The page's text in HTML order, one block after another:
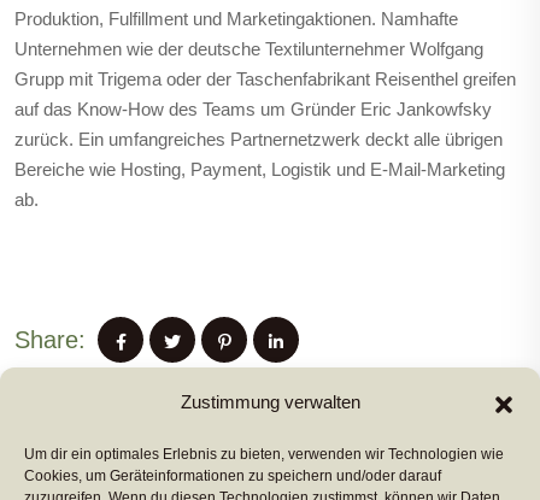
Zustimmung verwalten
Um dir ein optimales Erlebnis zu bieten, verwenden wir Technologien wie
Cookies, um Geräteinformationen zu speichern und/oder darauf
Produktion, Fulfillment und Marketingaktionen. Namhafte
Unternehmen wie der deutsche Textilunternehmer Wolfgang
Grupp mit Trigema oder der Taschenfabrikant Reisenthel greifen
auf das Know-How des Teams um Gründer Eric Jankowfsky
zurück. Ein umfangreiches Partnernetzwerk deckt alle übrigen
Bereiche wie Hosting, Payment, Logistik und E-Mail-Marketing
ab.
Share:
PREVIUS POST